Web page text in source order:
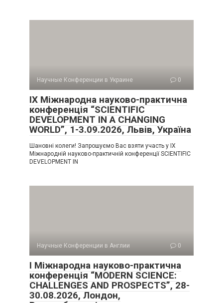
Научные Конференции в Украине 0
IX Міжнародна науково-практична
конференція “SCIENTIFIC
DEVELOPMENT IN A CHANGING
WORLD”, 1-3.09.2026, Львів, Україна
Шановні колеги! Запрошуємо Вас взяти участь у IX
Міжнародній науково-практичній конференції SCIENTIFIC
DEVELOPMENT IN
Научные Конференции в Англии 0
I Міжнародна науково-практична
конференція “MODERN SCIENCE:
CHALLENGES AND PROSPECTS”, 28-
30.08.2026, Лондон,